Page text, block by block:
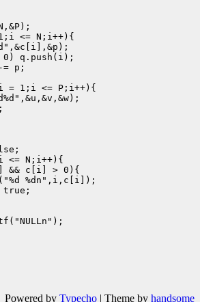
<= N;i++){
q.push(i);
p;
= 1;i <= P;i++){
<= N;i++){
&& c[i] > 0){
%dn",i,c[i]);
Powered by Typecho | Theme by handsome